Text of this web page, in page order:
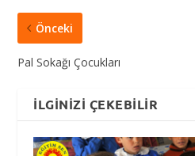
Önceki
Pal Sokağı Çocukları
İLGINIZI ÇEKEBILIR